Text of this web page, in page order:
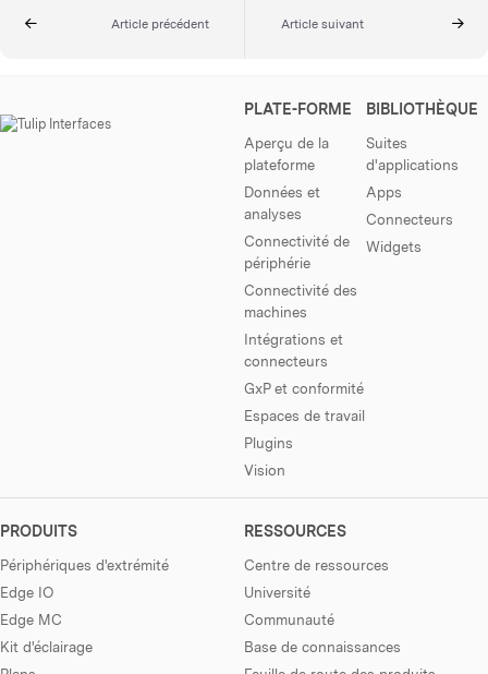
Article précédent Article suivant
PLATE-FORME
Aperçu de la
plateforme
Données et
analyses
Connectivité de
périphérie
Connectivité des
machines
Intégrations et
connecteurs
GxP et conformité
Espaces de travail
Plugins
Vision
BIBLIOTHÈQUE
Suites
d'applications
Apps
Connecteurs
Widgets
PRODUITS
Périphériques d'extrémité
Edge IO
Edge MC
Kit d'éclairage
RESSOURCES
Centre de ressources
Université
Communauté
Base de connaissances